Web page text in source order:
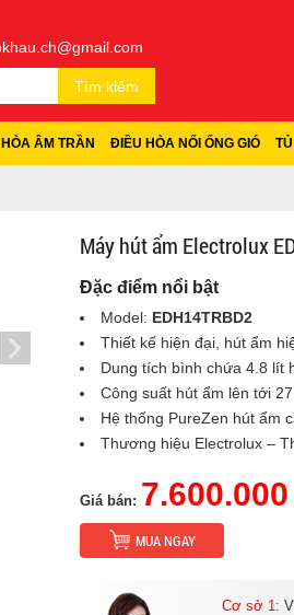
Tìm kiếm
ÂM TRẦN ĐIỀU HÒA NỐI ỐNG GIÓ
Máy hút ẩm Electrolux
Đặc điểm nổi bật
Model: EDH14TRBD2
Thiết kế hiện đại, hút ẩm
Dung tích bình chứa 4.8 lít
Công suất hút ẩm lên tới 27
Hệ thống PureZen hút ẩm
Thương hiệu Electrolux –
Giá bán:
MUA NGAY
Cơ sở 1: